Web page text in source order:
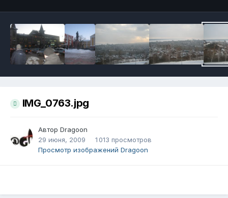
IMG_0763.jpg
Автор Dragoon
29 июня, 2009
1 013 просмотров
Просмотр изображений Dragoon